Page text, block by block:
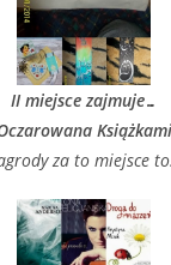
II miejsce zajmuje…
Książkami
za to miejsce